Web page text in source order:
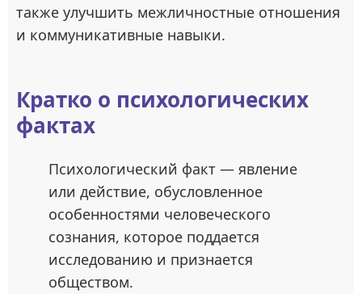
также улучшить межличностные отношения
и коммуникативные навыки.
Кратко о психологических
фактах
Психологический факт — явление
или действие, обусловленное
особенностями человеческого
сознания, которое поддается
исследованию и признается
обществом.